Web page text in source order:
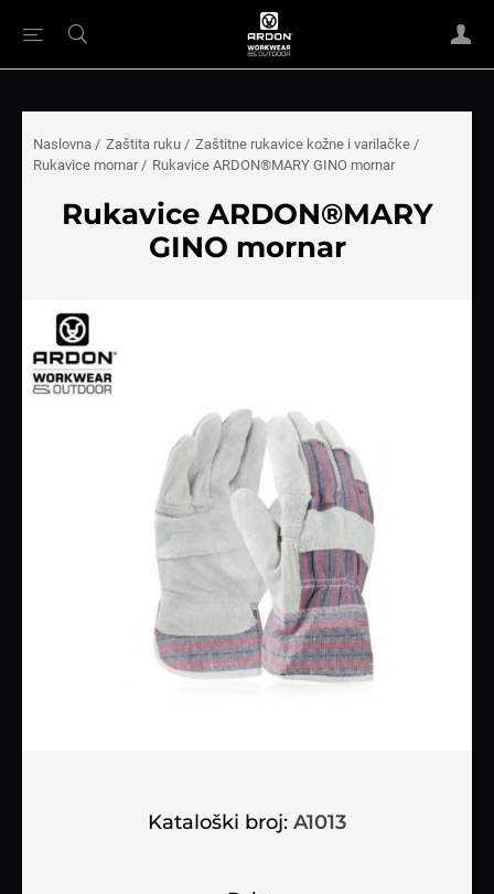
Naslovna / Zaštita ruku / Zaštitne rukavice kožne i varilačke /
Rukavice mornar / Rukavice ARDON®MARY GINO mornar
Rukavice ARDON®MARY
GINO mornar
Kataloški broj: A1013